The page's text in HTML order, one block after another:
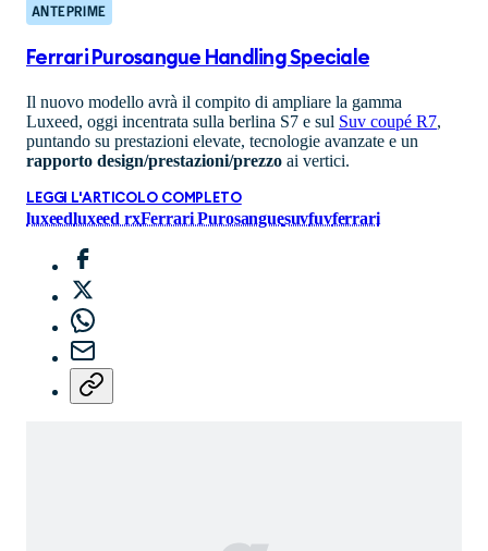
ANTEPRIME
Ferrari Purosangue Handling Speciale
Il nuovo modello avrà il compito di ampliare la gamma
Luxeed, oggi incentrata sulla berlina S7 e sul Suv coupé R7,
puntando su prestazioni elevate, tecnologie avanzate e un
rapporto design/prestazioni/prezzo ai vertici.
LEGGI L'ARTICOLO COMPLETO
luxeedluxeed rxFerrari Purosanguesuvfuvferrari